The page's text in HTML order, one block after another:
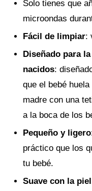
Solo tienes que
microondas
Fácil de limpiar:
Diseñado para
nacidos:
que el bebé
madre con una
a la boca de los
Pequeño y ligero
práctico que los
tu bebé.
Suave con la piel